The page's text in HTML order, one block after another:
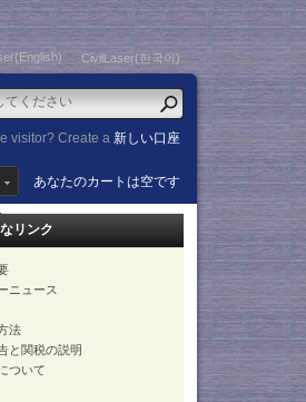
CivilLaser(한국어)
visitor? Create a新しい口座
あなたのカートは空です
リンク
ニュース
法
と関税の説明
ついて